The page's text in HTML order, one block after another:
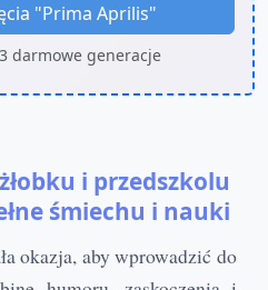
"Prima Aprilis"
darmowe generacje
i przedszkolu
śmiechu i nauki
okazja, aby wprowadzić do